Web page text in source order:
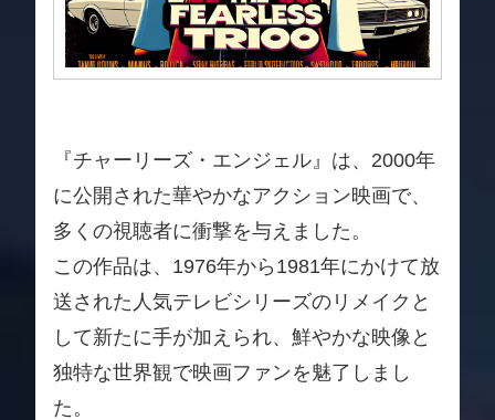
『チャーリーズ・エンジェル』は、2000年
に公開された華やかなアクション映画で、
多くの視聴者に衝撃を与えました。
この作品は、1976年から1981年にかけて放
送された人気テレビシリーズのリメイクと
して新たに手が加えられ、鮮やかな映像と
独特な世界観で映画ファンを魅了しまし
た。